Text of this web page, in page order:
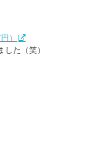
）
た（笑）